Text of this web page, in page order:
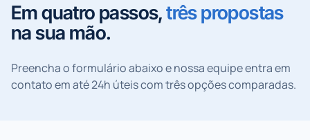
Em quatro passos,três propostas
na sua mão.
Preencha o formulário abaixo e nossa equipe entra em
contato em até 24h úteis com três opções comparadas.